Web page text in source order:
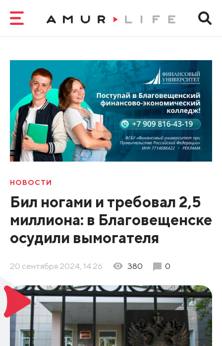
НОВОСТИ
Бил ногами и требовал 2,5
миллиона: в Благовещенске
осудили вымогателя
20 сентября 2024, 14:26 380 0